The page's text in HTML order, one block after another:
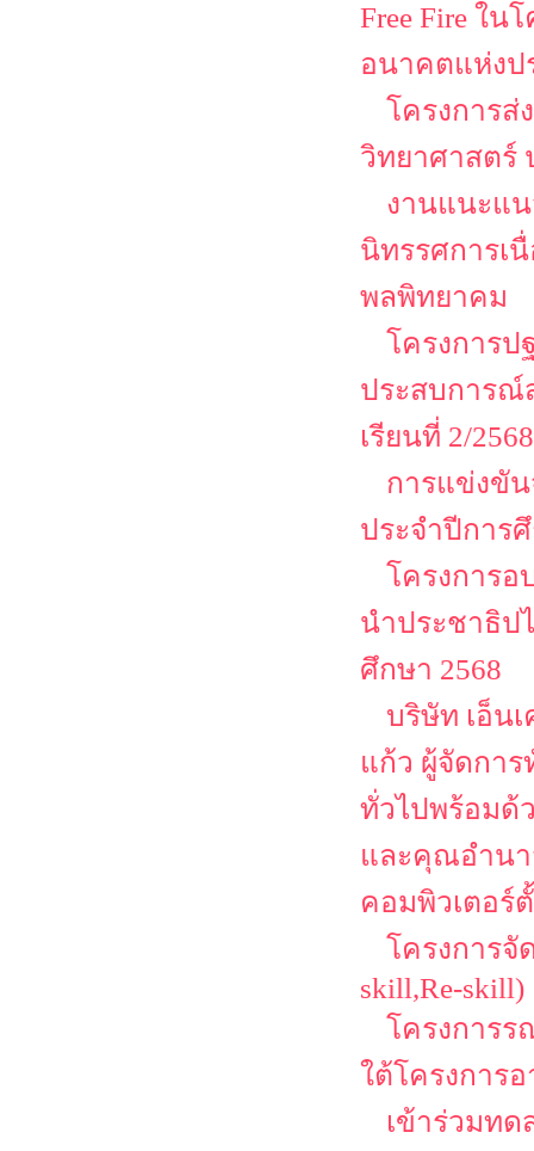
Free Fire ใ
อนาคตแห่งป
โครงการส่
วิทยาศาสตร์
งานแนะแ
นิทรรศการเ
พลพิทยาคม
โครงการ
ประสบการณ์
เรียนที่ 2/2568
การแข่งขั
ประจำปีการ
โครงการ
นำประชาธิป
ศึกษา 2568
บริษัท เอ็น
แก้ว ผู้จัดกา
ทั่วไปพร้อมด้
และคุณอำนา
คอมพิวเตอร์
โครงการจั
skill,Re-skill)
โครงการ
ใต้โครงการ
เข้าร่วมท